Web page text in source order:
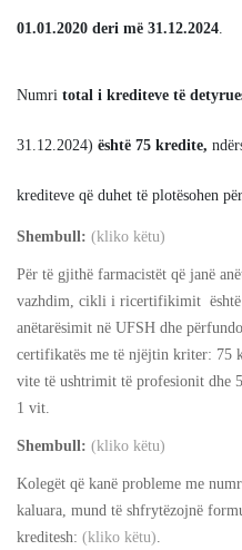
01.01.2020 deri më 31.12.2024.
Numri total i krediteve të
31.12.2024) është 75 kredite,
krediteve që duhet të plotësohen
Shembull: (kliko këtu)
Për të gjithë farmacistët që janë
vazhdim, cikli i ricertifikimit është
anëtarësimit në UFSH dhe
certifikatës me të njëjtin kriter: 75
vite të ushtrimit të profesionit dhe
1 vit.
Shembull: (kliko këtu)
Kolegët që kanë probleme me
kaluara, mund të shfrytëzojnë
kreditesh: (kliko këtu).